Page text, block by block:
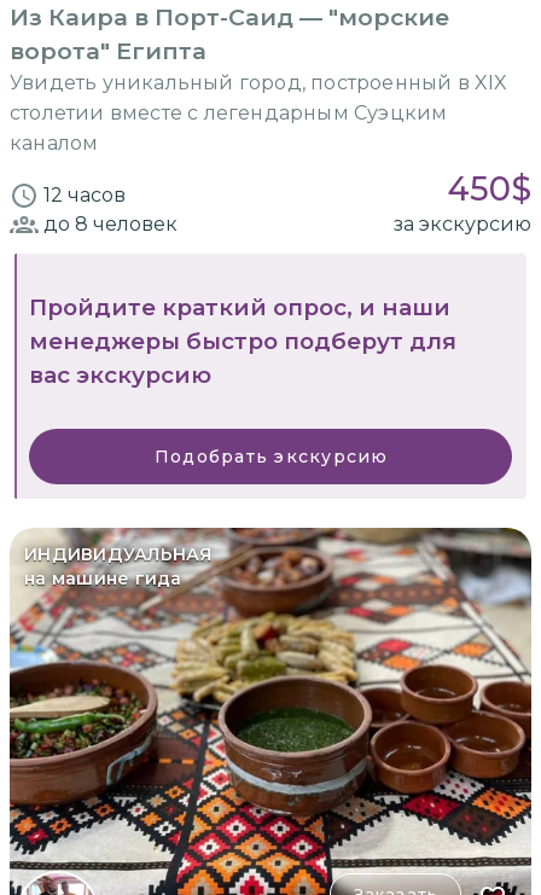
Из Каира в Порт-Саид — "морские
ворота" Египта
Увидеть уникальный город, построенный в XIX
столетии вместе с легендарным Суэцким
каналом
12 часов 450$
до 8 человек за экскурсию
Пройдите краткий опрос, и наши
менеджеры быстро подберут для
вас экскурсию
Подобрать экскурсию
ИНДИВИДУАЛЬНАЯ
на машине гида